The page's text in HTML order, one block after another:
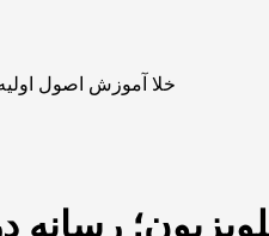
خلا آموزش اصول